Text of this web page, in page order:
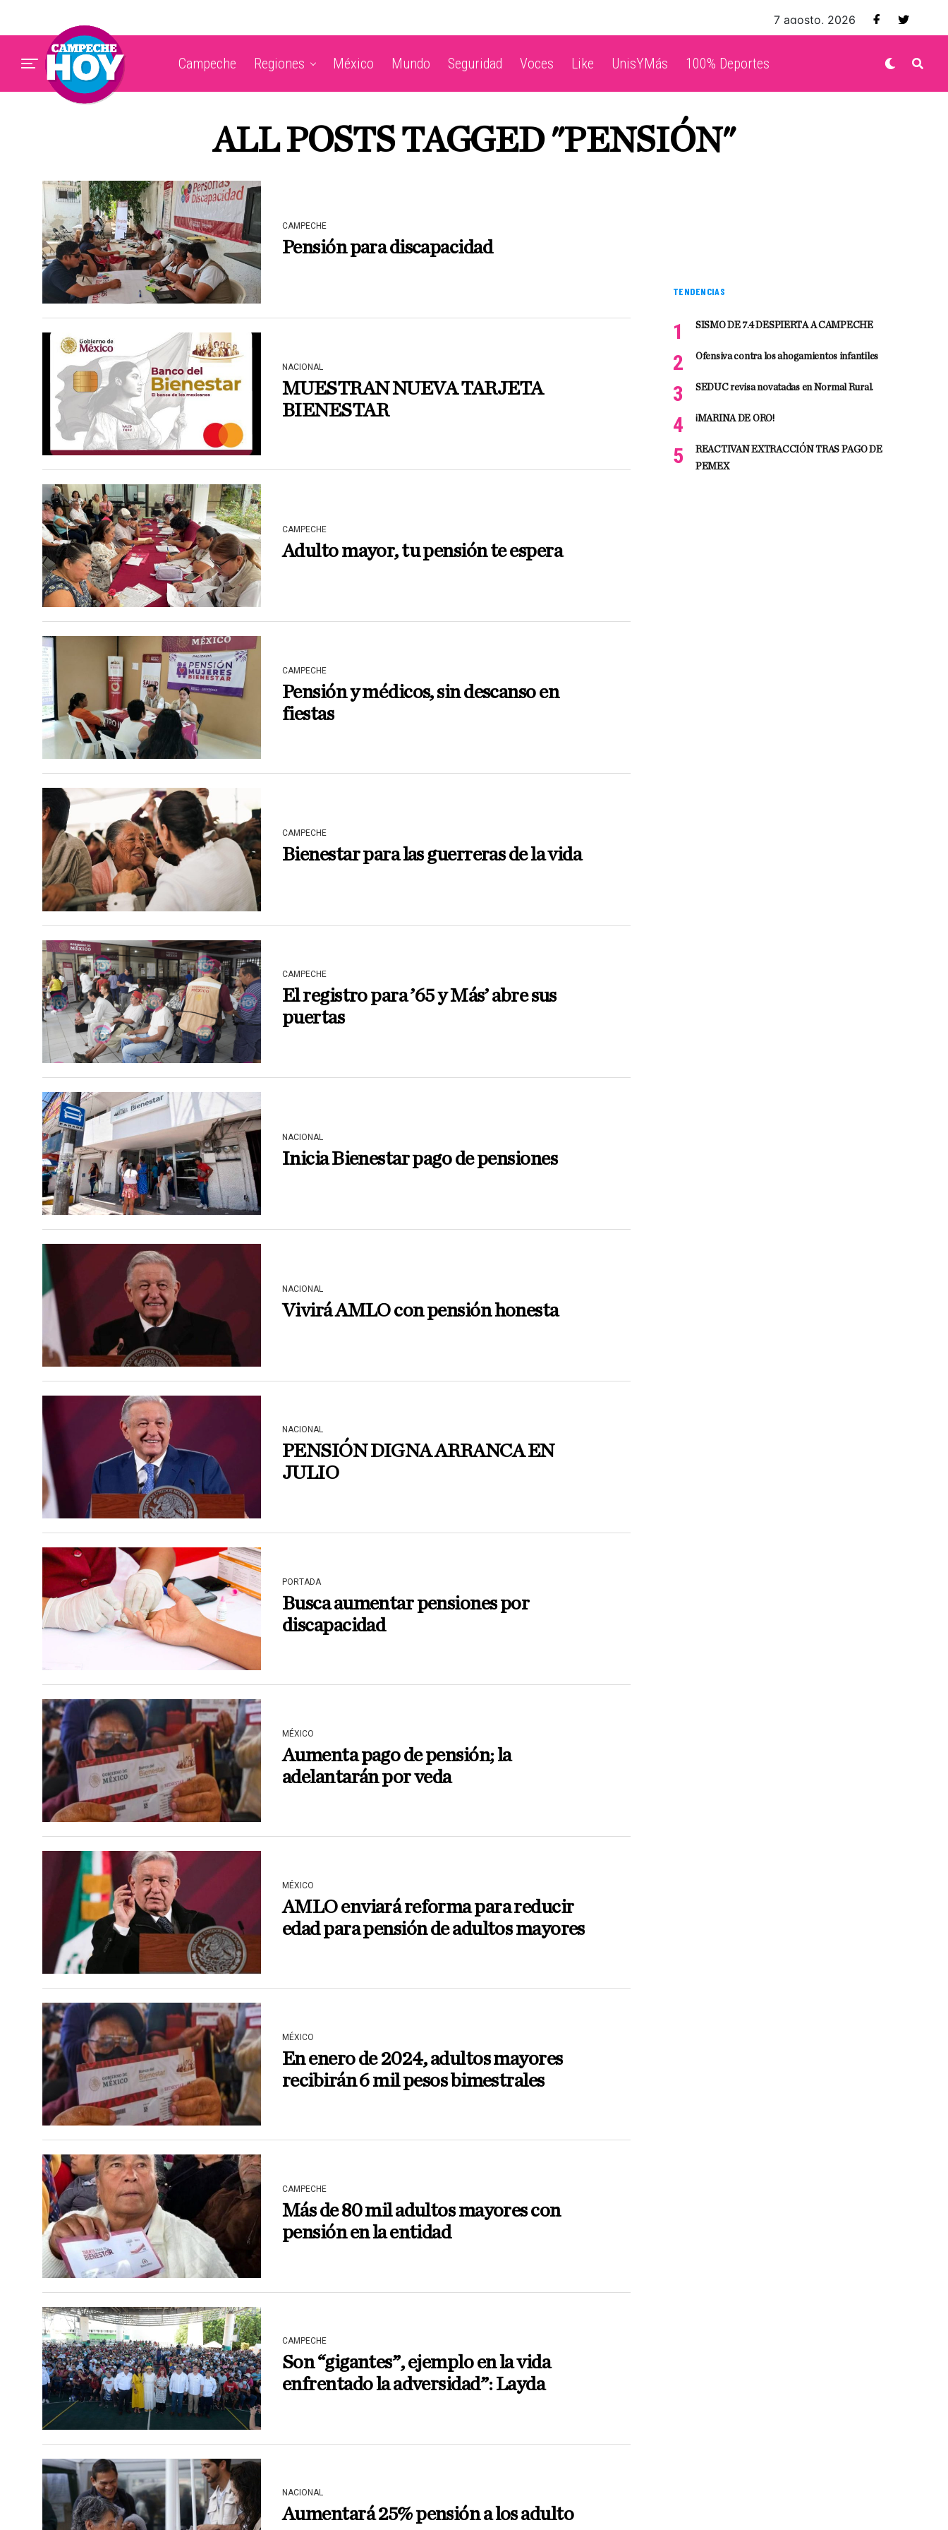
7 agosto, 2026
Campeche Regiones México Mundo Seguridad Voces Like UnisYMás 100% Deportes
ALL POSTS TAGGED "PENSIÓN"
CAMPECHE
Pensión para discapacidad
NACIONAL
MUESTRAN NUEVA TARJETA
BIENESTAR
CAMPECHE
Adulto mayor, tu pensión te espera
CAMPECHE
Pensión y médicos, sin descanso en
fiestas
CAMPECHE
Bienestar para las guerreras de la vida
CAMPECHE
El registro para ’65 y Más’ abre sus
puertas
NACIONAL
Inicia Bienestar pago de pensiones
NACIONAL
Vivirá AMLO con pensión honesta
NACIONAL
PENSIÓN DIGNA ARRANCA EN
JULIO
PORTADA
Busca aumentar pensiones por
discapacidad
MÉXICO
Aumenta pago de pensión; la
adelantarán por veda
MÉXICO
AMLO enviará reforma para reducir
edad para pensión de adultos mayores
MÉXICO
En enero de 2024, adultos mayores
recibirán 6 mil pesos bimestrales
CAMPECHE
Más de 80 mil adultos mayores con
pensión en la entidad
CAMPECHE
Son “gigantes”, ejemplo en la vida
enfrentado la adversidad”: Layda
NACIONAL
Aumentará 25% pensión a los adulto
TENDENCIAS
SISMO DE 7.4 DESPIERTA A CAMPECHE
Ofensiva contra los ahogamientos infantiles
SEDUC revisa novatadas en Normal Rural.
¡MARINA DE ORO!
REACTIVAN EXTRACCIÓN TRAS PAGO DE
PEMEX